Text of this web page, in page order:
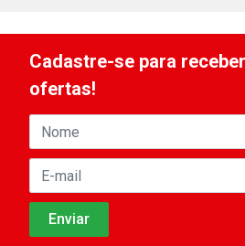
Cadastre-se para
ofertas!